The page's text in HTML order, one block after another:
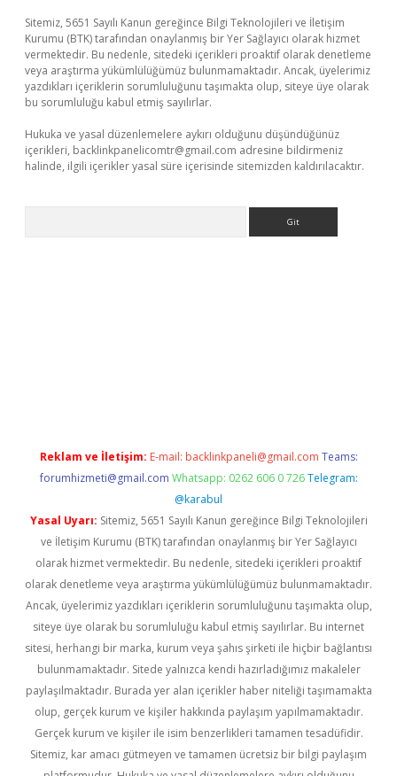
Sitemiz, 5651 Sayılı Kanun gereğince Bilgi Teknolojileri ve İletişim
Kurumu (BTK) tarafından onaylanmış bir Yer Sağlayıcı olarak hizmet
vermektedir. Bu nedenle, sitedeki içerikleri proaktif olarak denetleme
veya araştırma yükümlülüğümüz bulunmamaktadır. Ancak, üyelerimiz
yazdıkları içeriklerin sorumluluğunu taşımakta olup, siteye üye olarak
bu sorumluluğu kabul etmiş sayılırlar.
Hukuka ve yasal düzenlemelere aykırı olduğunu düşündüğünüz
içerikleri, backlinkpanelicomtr@gmail.com adresine bildirmeniz
halinde, ilgili içerikler yasal süre içerisinde sitemizden kaldırılacaktır.
Reklam ve İletişim: E-mail: backlinkpaneli@gmail.com Teams:
forumhizmeti@gmail.com Whatsapp: 0262 606 0 726 Telegram:
@karabul
Yasal Uyarı: Sitemiz, 5651 Sayılı Kanun gereğince Bilgi Teknolojileri
ve İletişim Kurumu (BTK) tarafından onaylanmış bir Yer Sağlayıcı
olarak hizmet vermektedir. Bu nedenle, sitedeki içerikleri proaktif
olarak denetleme veya araştırma yükümlülüğümüz bulunmamaktadır.
Ancak, üyelerimiz yazdıkları içeriklerin sorumluluğunu taşımakta olup,
siteye üye olarak bu sorumluluğu kabul etmiş sayılırlar. Bu internet
sitesi, herhangi bir marka, kurum veya şahıs şirketi ile hiçbir bağlantısı
bulunmamaktadır. Sitede yalnızca kendi hazırladığımız makaleler
paylaşılmaktadır. Burada yer alan içerikler haber niteliği taşımamakta
olup, gerçek kurum ve kişiler hakkında paylaşım yapılmamaktadır.
Gerçek kurum ve kişiler ile isim benzerlikleri tamamen tesadüfidir.
Sitemiz, kar amacı gütmeyen ve tamamen ücretsiz bir bilgi paylaşım